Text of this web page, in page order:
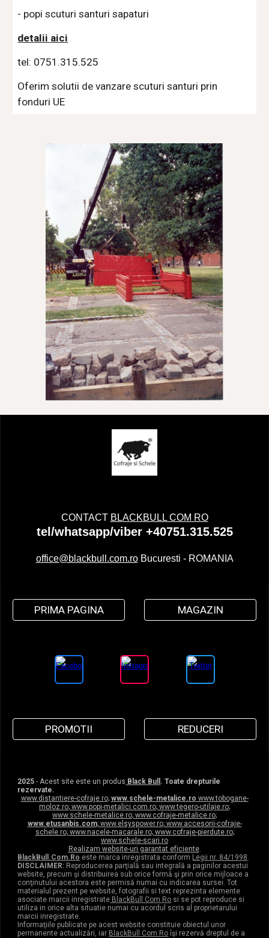
- popi scuturi santuri sapaturi
detalii aici
tel: 0751.315.525
Oferim solutii de vanzare scuturi santuri prin
fonduri UE
CONTACT BLACKBULL COM RO
tel/whatsapp/viber +40751.315.525
office@blackbull.com.roBucuresti - ROMANIA
PRIMA PAGINA MAGAZIN
PROMOTII REDUCERI
2025 - Acest site este un produs Black Bull . Toate drepturile
rezervate.
www.distantiere-cofraje.ro; www.schele-metalice.ro www.tobogane-
moloz.ro; www.popi-metalici.com.ro; www.tegero-utilaje.ro;
www.schele-metalice.ro; www.cofraje-metalice.ro;
www.etusanbis.com; www.elsyspower.ro;www.accesorii-cofraje-
schele.ro; www.nacele-macarale.ro; www.cofraje-pierdute.ro;
www.schele-scari.ro
Realizam website-uri garantat eficiente.
BlackBull.Com.Ro este marca inregistrata conform Legii nr. 84/1998.
DISCLAIMER: Reproducerea parţială sau integrală a paginilor acestui
website, precum şi distribuirea sub orice formă şi prin orice mijloace a
conţinutului acestora este permisă numai cu indicarea sursei. Tot
materialul prezent pe website, fotografii si text reprezinta elemente
asociate marcii inregistrate BlackBull Com Ro si se pot reproduce si
utiliza in orice alta situatie numai cu acordul scris al proprietarului
marcii inregistrate.
Informaţiile publicate pe acest website constituie obiectul unor
permanente actualizări, iar BlackBull Com Ro îşi rezervă dreptul de a